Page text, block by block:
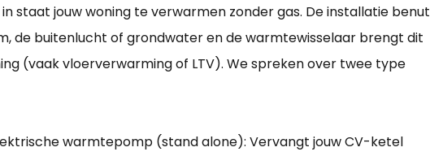
staat jouw woning te verwarmen zonder gas. De installatie benut
de buitenlucht of grondwater en de warmtewisselaar brengt dit
(vaak vloerverwarming of LTV). We spreken over twee type
warmtepomp (stand alone): Vervangt jouw CV-ketel